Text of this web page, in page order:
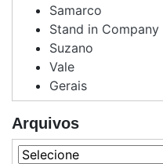
Samarco
Stand in Company
Suzano
Vale
Gerais
Arquivos